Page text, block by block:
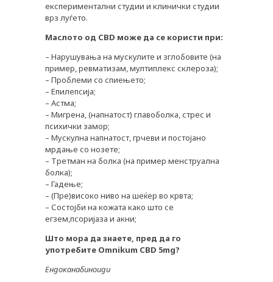
експериментални студии и клинички студии
врз луѓето.
Маслото од CBD може да се користи при:
– Нарушувања на мускулите и зглобовите (на
пример, ревматизам, мултиплекс склероза);
– Проблеми со спиењето;
– Епилепсија;
– Астма;
– Мигрена, (напнатост) главоболка, стрес и
психички замор;
– Мускулна напнатост, грчеви и постојано
мрдање со нозете;
– Третман на болка (на пример менструална
болка);
– Гадење;
– (Пре)високо ниво на шеќер во крвта;
– Состојби на кожата како што се
егзем,псоријаза и акни;
Што мора да знаете, пред да го
употребите Omnikum CBD 5mg?
Ендоканабиноиди